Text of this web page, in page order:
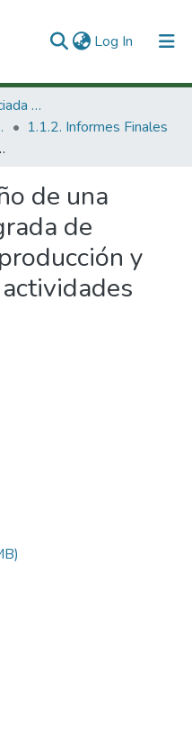
Log In (current)
1. Investigación Financiada con Recursos Públicos
1.1.2. Informes Finales
de actividades (Scheduling)
de una
de
y